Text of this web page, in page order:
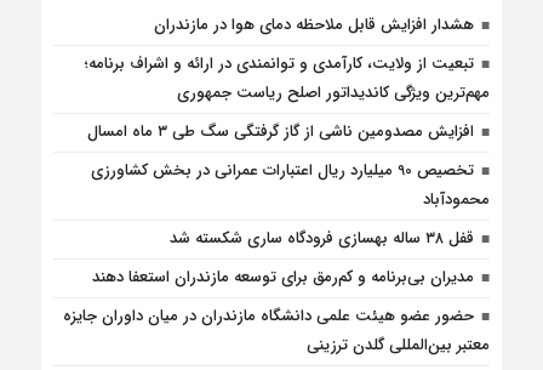
هشدار افزایش قابل ملاحظه دمای هوا در مازندران
تبعیت از ولایت، کارآمدی و توانمندی در ارائه و اشراف برنامه؛
مهم‌ترین ویژگی کاندیداتور اصلح ریاست جمهوری
افزایش مصدومین ناشی از گاز گرفتگی سگ طی ۳ ماه امسال
تخصیص 90 میلیارد ریال اعتبارات عمرانی در بخش کشاورزی
محمودآباد
قفل ۳۸ ساله بهسازی فرودگاه ساری شکسته شد
مدیران بی‌برنامه و کم‌رمق برای توسعه مازندران استعفا دهند
حضور عضو هیئت علمی دانشگاه مازندران در میان داوران جایزه
معتبر بین‌المللی گلدن ترزینی